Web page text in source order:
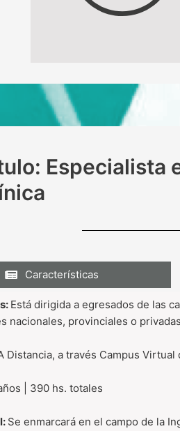
Especialista
Características
Está dirigida a egresados de las
nacionales, provinciales o
Distancia, a través Campus Virtual
| 390 hs. totales
Se enmarcará en el campo de la